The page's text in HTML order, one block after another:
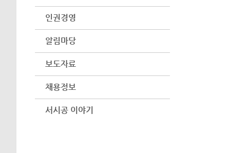
인권경영
알림마당
보도자료
채용정보
서시공 이야기